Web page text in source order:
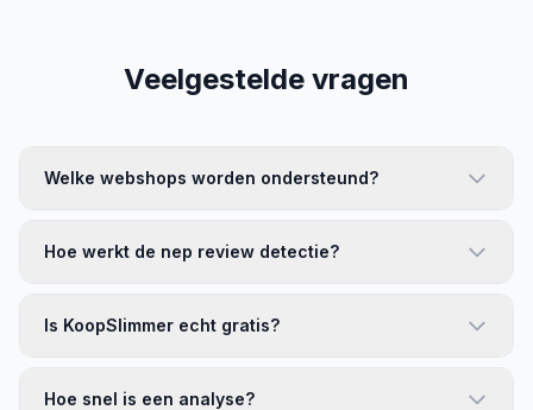
Veelgestelde vragen
Welke webshops worden ondersteund?
Hoe werkt de nep review detectie?
Is KoopSlimmer echt gratis?
Hoe snel is een analyse?